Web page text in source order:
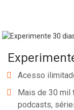
Acesso
Mais de 30 mil
podcasts,